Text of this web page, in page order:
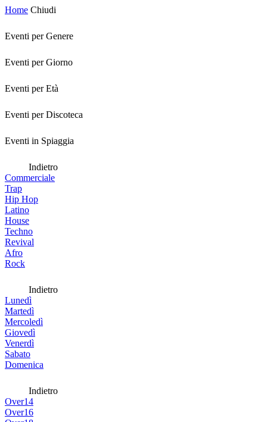
Home Chiudi
Eventi per Genere
Eventi per Giorno
Eventi per Età
Eventi per Discoteca
Eventi in Spiaggia
Indietro
Commerciale
Trap
Hip Hop
Latino
House
Techno
Revival
Afro
Rock
Indietro
Lunedì
Martedì
Mercoledì
Giovedì
Venerdì
Sabato
Domenica
Indietro
Over14
Over16